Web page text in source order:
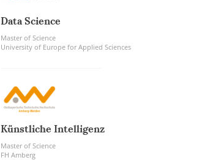
Data Science
Master of Science
University of Europe for Applied Sciences
Künstliche Intelligenz
Master of Science
FH Amberg